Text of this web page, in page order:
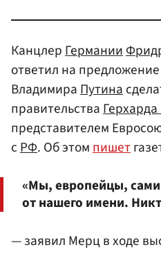
КанцлерГермании
ответил на
ВладимираПутина
правительства
представителем
сРФ. Об этомпишет
«Мы, европейцы,
от нашего имени.
— заявил Мерц в ходе